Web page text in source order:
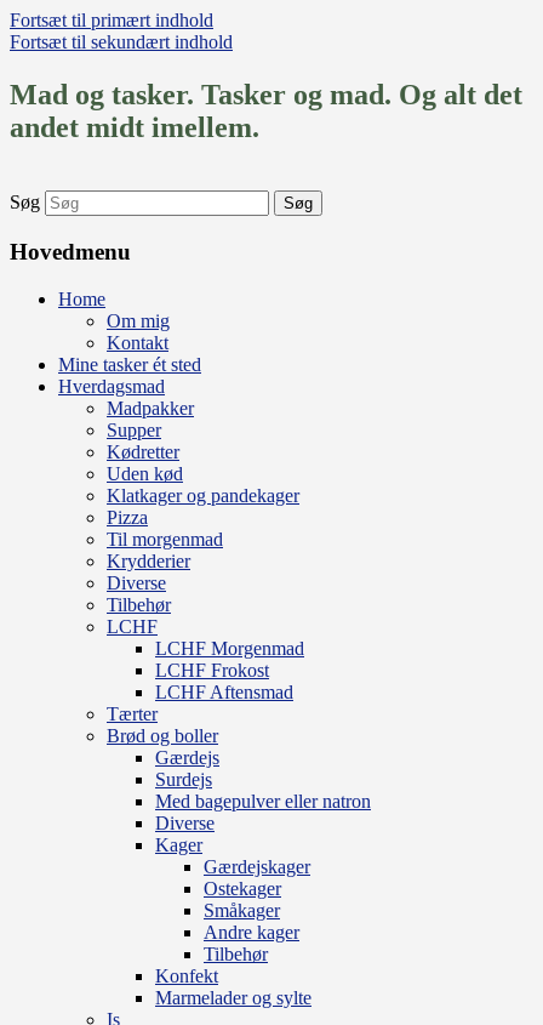
Fortsæt til primært indhold
Fortsæt til sekundært indhold
Mad og tasker. Tasker og mad. Og alt det
andet midt imellem.
Søg
Hovedmenu
Home
Om mig
Kontakt
Mine tasker ét sted
Hverdagsmad
Madpakker
Supper
Kødretter
Uden kød
Klatkager og pandekager
Pizza
Til morgenmad
Krydderier
Diverse
Tilbehør
LCHF
LCHF Morgenmad
LCHF Frokost
LCHF Aftensmad
Tærter
Brød og boller
Gærdejs
Surdejs
Med bagepulver eller natron
Diverse
Kager
Gærdejskager
Ostekager
Småkager
Andre kager
Tilbehør
Konfekt
Marmelader og sylte
Is